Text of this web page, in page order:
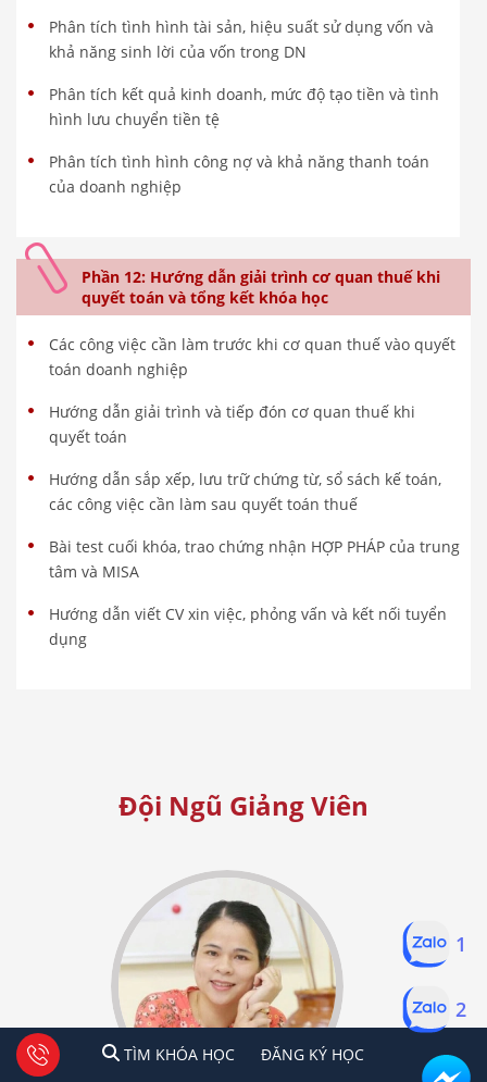
Phân tích tình hình tài sản, hiệu suất sử dụng vốn và
khả năng sinh lời của vốn trong DN
Phân tích kết quả kinh doanh, mức độ tạo tiền và tình
hình lưu chuyển tiền tệ
Phân tích tình hình công nợ và khả năng thanh toán
của doanh nghiệp
Phần 12: Hướng dẫn giải trình cơ quan thuế khi
quyết toán và tổng kết khóa học
Các công việc cần làm trước khi cơ quan thuế vào quyết
toán doanh nghiệp
Hướng dẫn giải trình và tiếp đón cơ quan thuế khi
quyết toán
Hướng dẫn sắp xếp, lưu trữ chứng từ, sổ sách kế toán,
các công việc cần làm sau quyết toán thuế
Bài test cuối khóa, trao chứng nhận HỢP PHÁP của trung
tâm và MISA
Hướng dẫn viết CV xin việc, phỏng vấn và kết nối tuyển
dụng
Đội Ngũ Giảng Viên
TÌM KHÓA HỌC ĐĂNG KÍ HỌC
1 2 Tư vấn facebook
TÌM KHÓA HỌC ĐĂNG KÝ HỌC
1
2